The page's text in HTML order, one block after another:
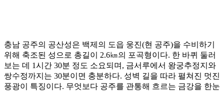
충남 공주의 공산성은 백제의 도읍 웅진(현 공주)을 수비하기
위해 축조된 성으로 총길이 2.6㎞의 포곡형이다. 한 바퀴 둘러
보는 데 1시간 30분 정도 소요되며, 금서루에서 왕궁추정지와
쌍수정까지는 30분이면 충분하다. 성벽 길을 따라 펼쳐진 멋진
풍광이 특징이다. 무엇보다 공주를 관통해 흐르는 금강을 한눈